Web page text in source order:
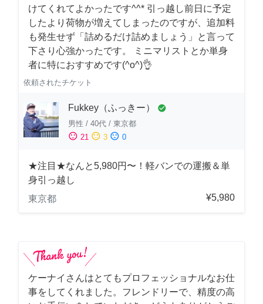
けてくれてよかったです^^* 引っ越し前日に予定
したより荷物が増えてしまったのですが、追加料
も発生せず「詰めるだけ詰めましょう」と言って
下さり心強かったです。 ミニマリストとか単身
者に特におすすめです(^o^)👌
依頼されたチケット
Fukkey（ふっきー） check_circle
男性 / 40代 / 東京都
sentiment_satisfied 21 sentiment_neutral 3 sentiment_dissatisfied 0
★注目★なんと5,980円〜！軽バンでの運搬＆単
身引っ越し
東京都
¥5,980
ケーナイさんはとてもプロフェッショナルなお仕
事をしてくれました。フレンドリーで、精度の高